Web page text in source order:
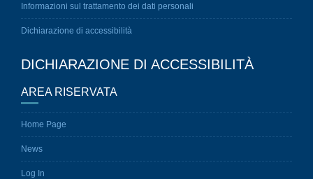
Informazioni sul trattamento dei dati personali
Dichiarazione di accessibilità
DICHIARAZIONE DI ACCESSIBILITÀ
AREA RISERVATA
Home Page
News
Log In